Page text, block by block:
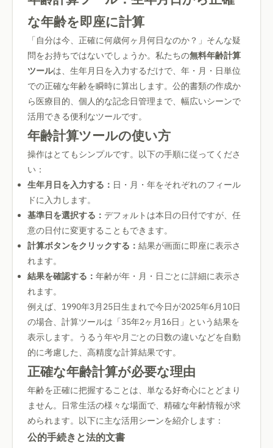
な年齢を即座に計算
「自分は今、正確に何歳何ヶ月何日なのか？」そんな疑
問をお持ちではないでしょうか。私たちの無料年齢計算
ツールは、生年月日を入力するだけで、年・月・日単位
での正確な年齢を瞬時に算出します。公的書類の作成か
ら医療目的、個人的な記念日管理まで、幅広いシーンで
活用できる便利なツールです。
年齢計算ツールの使い方
操作はとてもシンプルです。以下の手順に従ってくださ
い：
生年月日を入力する： 日・月・年をそれぞれのフィール
ドに入力します。
基準日を選択する： デフォルトは本日の日付ですが、任
意の日付に変更することもできます。
計算ボタンをクリックする： 結果が画面に即座に表示さ
れます。
結果を確認する： 年齢が年・月・日ごとに詳細に表示さ
れます。
例えば、1990年3月25日生まれで今日が2025年6月10日
の場合、計算ツールは「35年2ヶ月16日」という結果を
表示します。うるう年や月ごとの日数の違いなどを自動
的に考慮した、高精度な計算結果です。
正確な年齢計算が必要な理由
年齢を正確に把握することは、単なる好奇心にとどまり
ません。日常生活の様々な場面で、精確な年齢情報が求
められます。以下に主な活用シーンを紹介します：
公的手続きと法的文書